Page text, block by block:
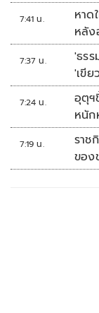
7:41 น.
หาด
หลัง
ข่มขู่
7:37 น.
'ธร
'เขี
7:24 น.
อุตุฯ
หนั
7:19 น.
ราช
ของ